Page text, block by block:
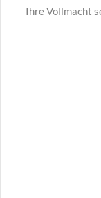
Ihre Vollmacht